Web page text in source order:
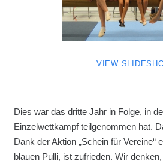
VIEW
Dies war das dritte Jahr in Folge, in
Einzelwettkampf teilgenommen hat.
Dank der Aktion „Schein für Vereine“
blauen Pulli, ist zufrieden. Wir